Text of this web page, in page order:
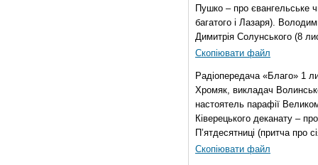
Пушко – про євангельське
багатого і Лазаря).
Димитрія Солунського (8
Скопіювати файл
Радіопередача «Благо» 1
Хромяк, викладач
настоятель парафії
Ківерецького деканату –
П’ятдесятниці (притча про
Скопіювати файл